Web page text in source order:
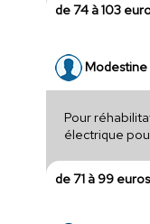
de 74 à 103
Modestine
Pour
électrique
de 71 à 99 euros